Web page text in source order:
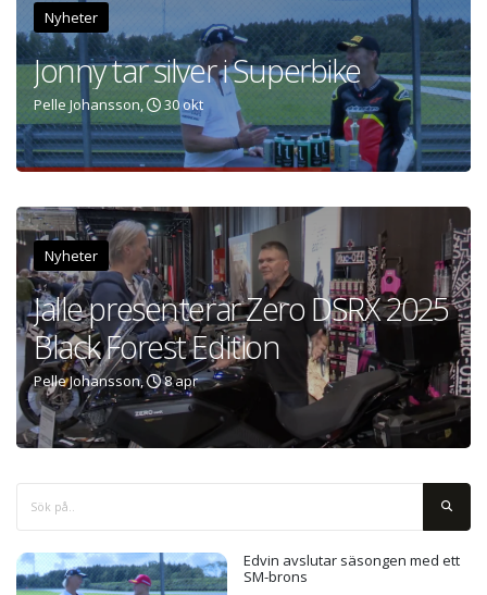
Edvin avslutar säsongen med ett
SM-brons
Nyheter
Jonny tar silver i Superbike
Pelle Johansson, 30 okt
Nyheter
Jalle presenterar Zero DSRX 2025
Black Forest Edition
Pelle Johansson, 8 apr